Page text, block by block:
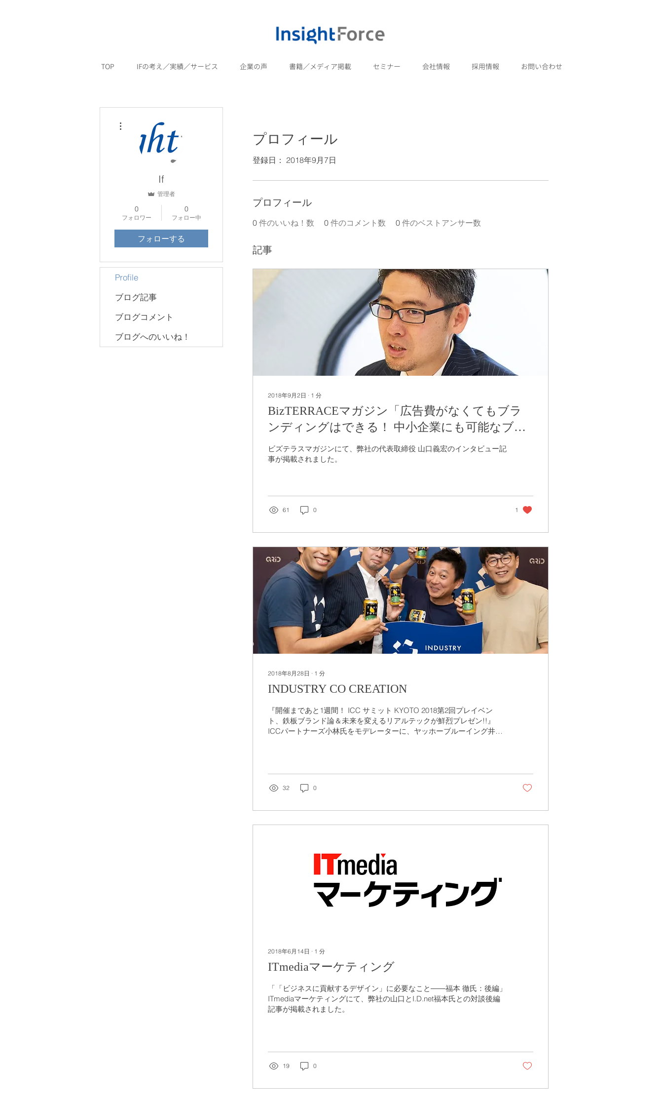
TOP IFの考え／実績／サービス 企業の声 書籍／メディア掲載 セミナー 会社情報 採用情報 お問い合わせ
プロフィール
登録日： 2018年9月7日
プロフィール
0 件のいいね！数 0 件のコメント数 0 件のベストアンサー数
記事
2018年9月2日 ∙ 1 分
BizTERRACEマガジン「広告費がなくてもブラ
ンディングはできる！ 中小企業にも可能なブラ
ンディングの方法とは。」
ビズテラスマガジンにて、弊社の代表取締役 山口義宏のインタビュー記
事が掲載されました。
61 0 1
2018年8月28日 ∙ 1 分
INDUSTRY CO CREATION
『開催まであと1週間！ ICC サミット KYOTO 2018第2回プレイベン
ト、鉄板ブランド論＆未来を変えるリアルテックが鮮烈プレゼン!!』
ICCパートナーズ小林氏をモデレーターに、ヤッホーブルーイング井手
32 0
2018年6月14日 ∙ 1 分
ITmediaマーケティング
「「ビジネスに貢献するデザイン」に必要なこと――福本 徹氏：後編」
ITmediaマーケティングにて、弊社の山口とI.D.net福本氏との対談後編
記事が掲載されました。
19 0
If
管理者
0
フォロワー
0
フォロー中
フォローする
Profile
ブログ記事
ブログコメント
ブログへのいいね！